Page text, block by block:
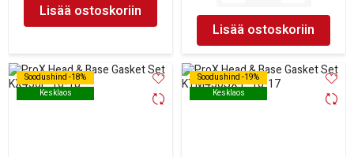
Lisää ostoskoriin
Lisää ostoskoriin
Soodushind -18%
Kesklaos
Soodushind -18%
Kesklaos
Soodushind -19%
Kesklaos
Soodushind -19%
Kesklaos